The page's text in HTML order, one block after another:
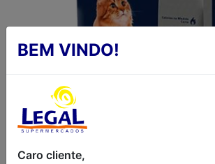
BEM VINDO!
Caro cliente,